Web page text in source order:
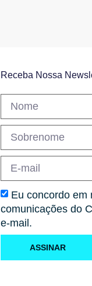
Receba Nossa
Eu concordo em
comunicações do
e-mail.
ASSINAR